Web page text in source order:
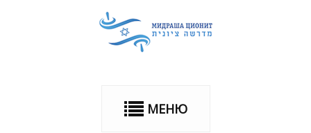
МЕНЮ